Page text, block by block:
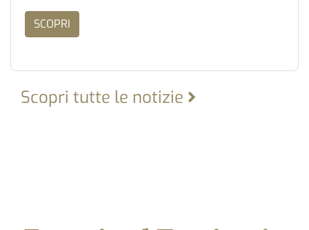
SCOPRI
Scopri tutte le notizie